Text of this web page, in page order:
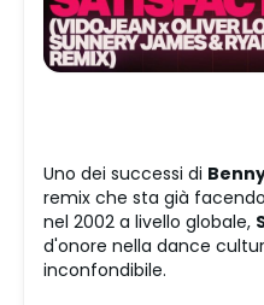
Uno dei successi di
remix che sta già
nel 2002 a livello globale,
d'onore nella dance
inconfondibile.